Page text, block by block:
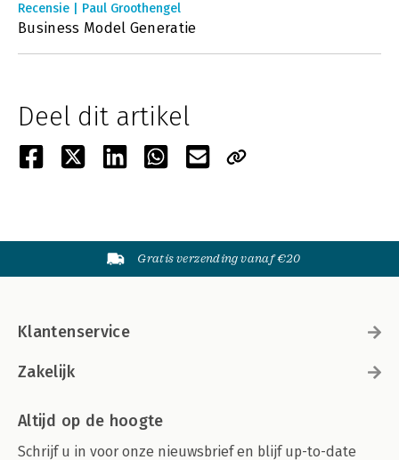
Recensie | Paul Groothengel
Business Model Generatie
Deel dit artikel
Gratis verzending vanaf €20
Klantenservice
Zakelijk
Altijd op de hoogte
Schrijf u in voor onze nieuwsbrief en blijf up-to-date